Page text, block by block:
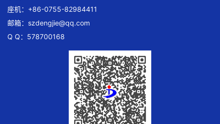
座机：+86-0755-82984411
邮箱： szdengjie@qq.com
Q Q：578700168